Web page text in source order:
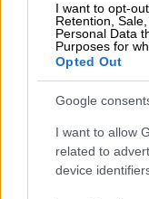
I want to opt-
Retention,
Personal Data
Purposes for
Opted Out
Google
I want to allow
related to
device